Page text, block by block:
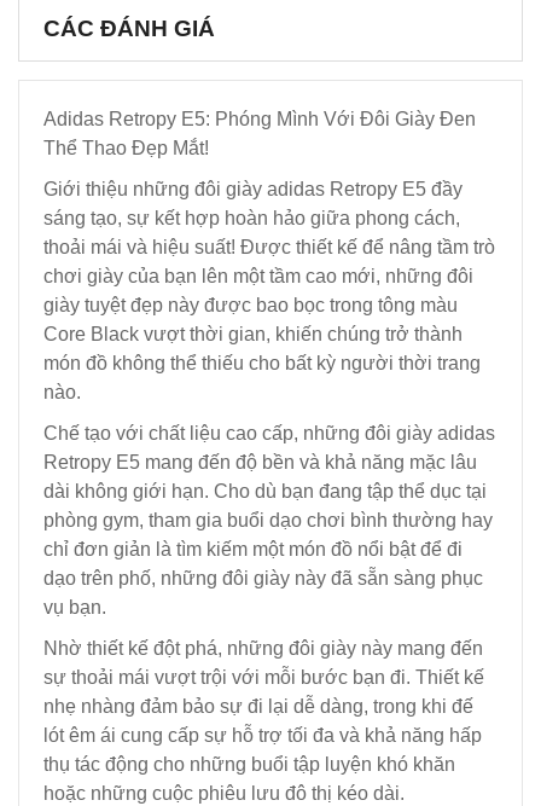
CÁC ĐÁNH GIÁ
Adidas Retropy E5: Phóng Mình Với Đôi Giày Đen
Thể Thao Đẹp Mắt!
Giới thiệu những đôi giày adidas Retropy E5 đầy
sáng tạo, sự kết hợp hoàn hảo giữa phong cách,
thoải mái và hiệu suất! Được thiết kế để nâng tầm trò
chơi giày của bạn lên một tầm cao mới, những đôi
giày tuyệt đẹp này được bao bọc trong tông màu
Core Black vượt thời gian, khiến chúng trở thành
món đồ không thể thiếu cho bất kỳ người thời trang
nào.
Chế tạo với chất liệu cao cấp, những đôi giày adidas
Retropy E5 mang đến độ bền và khả năng mặc lâu
dài không giới hạn. Cho dù bạn đang tập thể dục tại
phòng gym, tham gia buổi dạo chơi bình thường hay
chỉ đơn giản là tìm kiếm một món đồ nổi bật để đi
dạo trên phố, những đôi giày này đã sẵn sàng phục
vụ bạn.
Nhờ thiết kế đột phá, những đôi giày này mang đến
sự thoải mái vượt trội với mỗi bước bạn đi. Thiết kế
nhẹ nhàng đảm bảo sự đi lại dễ dàng, trong khi đế
lót êm ái cung cấp sự hỗ trợ tối đa và khả năng hấp
thụ tác động cho những buổi tập luyện khó khăn
hoặc những cuộc phiêu lưu đô thị kéo dài.